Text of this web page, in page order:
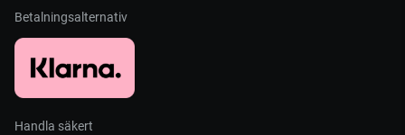
Betalningsalternativ
Handla säkert